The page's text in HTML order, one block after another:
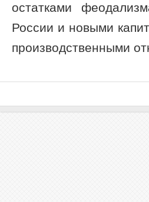
остатками
России и новыми
производственными